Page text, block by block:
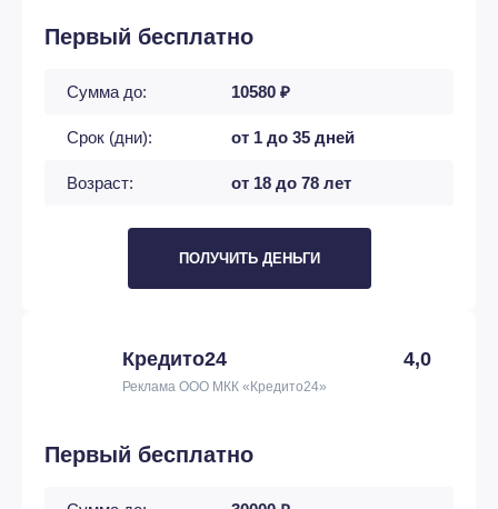
Первый бесплатно
Сумма до: 10580 ₽
Срок (дни): от 1 до 35 дней
Возраст: от 18 до 78 лет
ПОЛУЧИТЬ ДЕНЬГИ
Кредито24 4,0
Реклама ООО МКК «Кредито24»
Первый бесплатно